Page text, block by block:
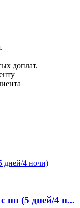
доплат.
пн (5 дней/4 н...